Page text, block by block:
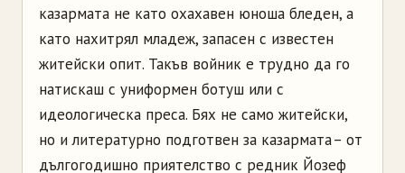
казармата не като охахавен юноша бледен, а
като нахитрял младеж, запасен с известен
житейски опит. Такъв войник е трудно да го
натискаш с униформен ботуш или с
идеологическа преса. Бях не само житейски,
но и литературно подготвен за казармата – от
дългогодишно приятелство с редник Йозеф